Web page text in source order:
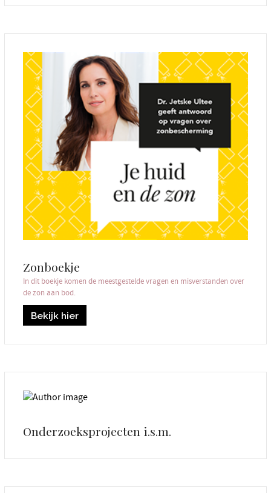
Zonboekje
In dit boekje komen de meestgestelde vragen en misverstanden over
de zon aan bod.
Bekijk hier
Onderzoeksprojecten i.s.m.